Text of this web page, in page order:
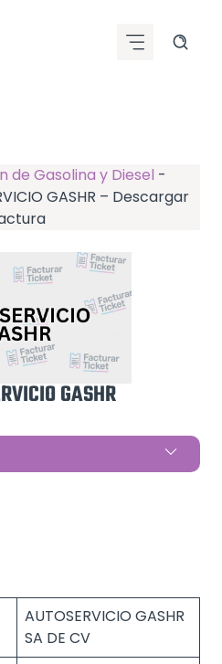
de Gasolina y Diesel -
GASHR – Descargar
GASHR
AUTOSERVICIO GASHR
SA DE CV